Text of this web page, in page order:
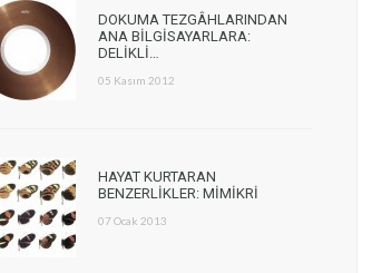
DOKUMA TEZGÂHLARINDAN
ANA BİLGİSAYARLARA:
DELİKLİ…
05 Kasım 2012
HAYAT KURTARAN
BENZERLİKLER: MİMİKRİ
07 Ocak 2013